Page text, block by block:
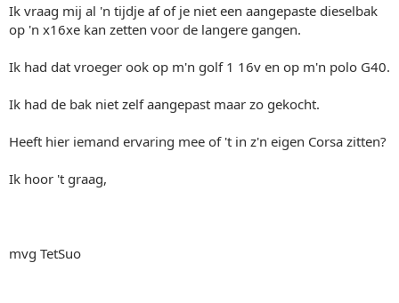
Ik vraag mij al 'n tijdje af of je niet een aangepaste dieselbak
op 'n x16xe kan zetten voor de langere gangen.
Ik had dat vroeger ook op m'n golf 1 16v en op m'n polo G40.
Ik had de bak niet zelf aangepast maar zo gekocht.
Heeft hier iemand ervaring mee of 't in z'n eigen Corsa zitten?
Ik hoor 't graag,
mvg TetSuo